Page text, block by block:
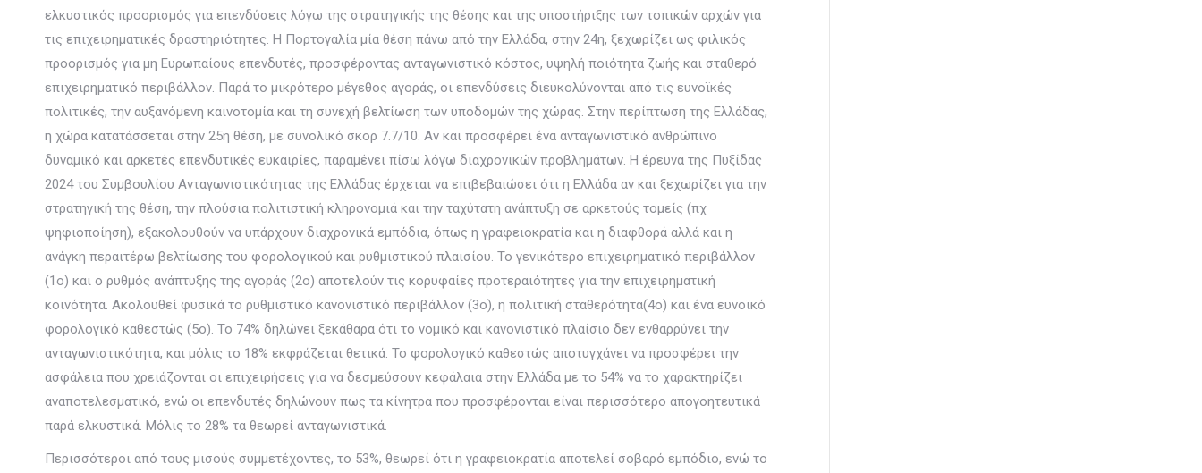
ελκυστικός προορισμός για επενδύσεις λόγω της στρατηγικής της θέσης και της υποστήριξης των τοπικών αρχών για
τις επιχειρηματικές δραστηριότητες. Η Πορτογαλία μία θέση πάνω από την Ελλάδα, στην 24η, ξεχωρίζει ως φιλικός
προορισμός για μη Ευρωπαίους επενδυτές, προσφέροντας ανταγωνιστικό κόστος, υψηλή ποιότητα ζωής και σταθερό
επιχειρηματικό περιβάλλον. Παρά το μικρότερο μέγεθος αγοράς, οι επενδύσεις διευκολύνονται από τις ευνοϊκές
πολιτικές, την αυξανόμενη καινοτομία και τη συνεχή βελτίωση των υποδομών της χώρας. Στην περίπτωση της Ελλάδας,
η χώρα κατατάσσεται στην 25η θέση, με συνολικό σκορ 7.7/10. Αν και προσφέρει ένα ανταγωνιστικό ανθρώπινο
δυναμικό και αρκετές επενδυτικές ευκαιρίες, παραμένει πίσω λόγω διαχρονικών προβλημάτων. Η έρευνα της Πυξίδας
2024 του Συμβουλίου Ανταγωνιστικότητας της Ελλάδας έρχεται να επιβεβαιώσει ότι η Ελλάδα αν και ξεχωρίζει για την
στρατηγική της θέση, την πλούσια πολιτιστική κληρονομιά και την ταχύτατη ανάπτυξη σε αρκετούς τομείς (πχ
ψηφιοποίηση), εξακολουθούν να υπάρχουν διαχρονικά εμπόδια, όπως η γραφειοκρατία και η διαφθορά αλλά και η
ανάγκη περαιτέρω βελτίωσης του φορολογικού και ρυθμιστικού πλαισίου. Το γενικότερο επιχειρηματικό περιβάλλον
(1ο) και ο ρυθμός ανάπτυξης της αγοράς (2ο) αποτελούν τις κορυφαίες προτεραιότητες για την επιχειρηματική
κοινότητα. Ακολουθεί φυσικά το ρυθμιστικό κανονιστικό περιβάλλον (3ο), η πολιτική σταθερότητα(4ο) και ένα ευνοϊκό
φορολογικό καθεστώς (5ο). Το 74% δηλώνει ξεκάθαρα ότι το νομικό και κανονιστικό πλαίσιο δεν ενθαρρύνει την
ανταγωνιστικότητα, και μόλις το 18% εκφράζεται θετικά. Το φορολογικό καθεστώς αποτυγχάνει να προσφέρει την
ασφάλεια που χρειάζονται οι επιχειρήσεις για να δεσμεύσουν κεφάλαια στην Ελλάδα με το 54% να το χαρακτηρίζει
αναποτελεσματικό, ενώ οι επενδυτές δηλώνουν πως τα κίνητρα που προσφέρονται είναι περισσότερο απογοητευτικά
παρά ελκυστικά. Μόλις το 28% τα θεωρεί ανταγωνιστικά.
Περισσότεροι από τους μισούς συμμετέχοντες, το 53%, θεωρεί ότι η γραφειοκρατία αποτελεί σοβαρό εμπόδιο, ενώ το